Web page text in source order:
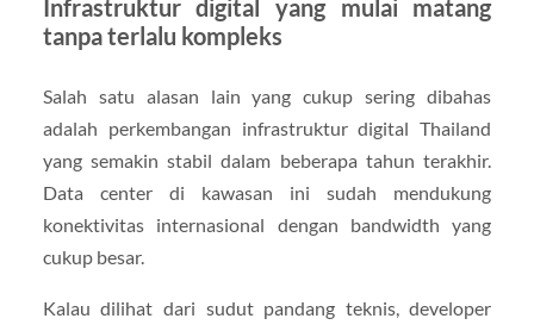
Infrastruktur digital yang mulai matang
tanpa terlalu kompleks
Salah satu alasan lain yang cukup sering dibahas
adalah perkembangan infrastruktur digital Thailand
yang semakin stabil dalam beberapa tahun terakhir.
Data center di kawasan ini sudah mendukung
konektivitas internasional dengan bandwidth yang
cukup besar.
Kalau dilihat dari sudut pandang teknis, developer